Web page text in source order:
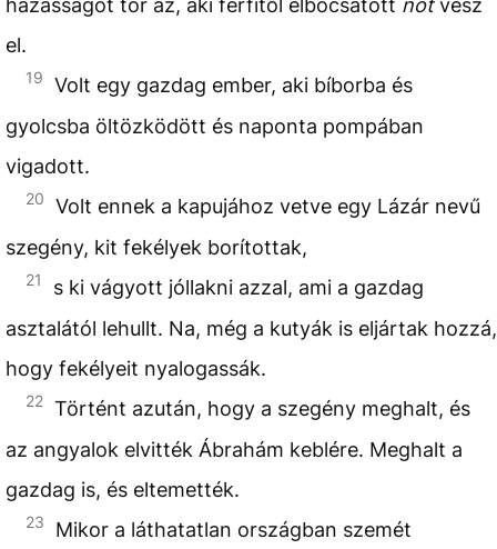
házasságot tör az, aki férfitől elbocsátott nőtvesz
el.
19
Volt egy gazdag ember, aki bíborba és
gyolcsba öltözködött és naponta pompában
vigadott.
20
Volt ennek a kapujához vetve egy Lázár nevű
szegény, kit fekélyek borítottak,
21
s ki vágyott jóllakni azzal, ami a gazdag
asztalától lehullt. Na, még a kutyák is eljártak hozzá,
hogy fekélyeit nyalogassák.
22 Történt azután, hogy a szegény meghalt, és
az angyalok elvitték Ábrahám keblére. Meghalt a
gazdag is, és eltemették.
23
Mikor a láthatatlan országban szemét